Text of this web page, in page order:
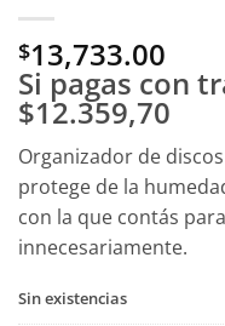
$13,733.00
Si pagas con
$12.359,70
Organizador de
protege de la
con la que contás
innecesariamente.
Sin existencias